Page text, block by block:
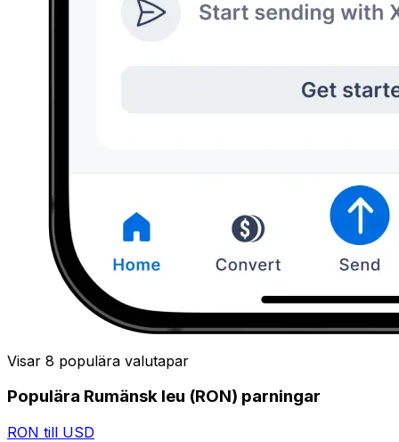
Visar 8 populära valutapar
Populära Rumänsk leu (RON) parningar
RON till USD